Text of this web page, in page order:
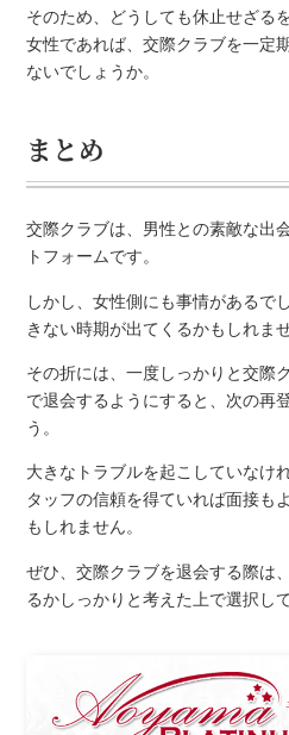
そのため、どうしても休止せざる
女性であれば、交際クラブを一定
ないでしょうか。
まとめ
交際クラブは、男性との素敵な出
トフォームです。
しかし、女性側にも事情があるで
きない時期が出てくるかもしれませ
その折には、一度しっかりと交際
で退会するようにすると、次の再
う。
大きなトラブルを起こしていなけ
タッフの信頼を得ていれば面接も
もしれません。
ぜひ、交際クラブを退会する際は
るかしっかりと考えた上で選択し